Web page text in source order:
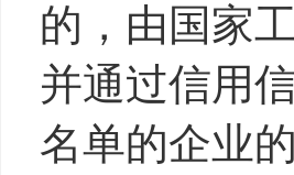
的，由国家
并通过信用
名单的企业